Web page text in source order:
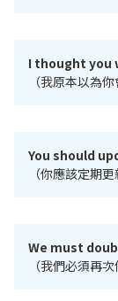
I thought you
（我原本以為
You should
（你應該定期
We must
（我們必須再